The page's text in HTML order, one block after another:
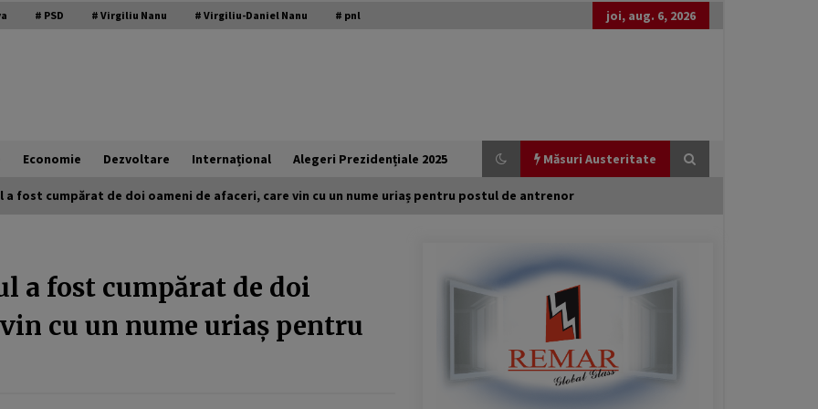
# PSD # Virgiliu Nanu # Virgiliu-Daniel Nanu # pnl joi, aug. 6, 2026
Economie Dezvoltare Internațional Alegeri Prezidențiale 2025 Măsuri Austeritate
din PNRR trecut cu vederea
21 februarie 2026
internă: România între promisiuni
globale și realități locale
20 februarie 2026
Guvernul Bolojan taie iar de la
elevi. Programul național Vouchere
culturale pentru elevi a fost amânat
pentru anul școlar 2027 – 2028
a fost cumpărat de doi oameni de afaceri, care vin cu un nume uriaș pentru postul de antrenor
a fost cumpărat de doi
cu un nume uriaș pentru
modal-check